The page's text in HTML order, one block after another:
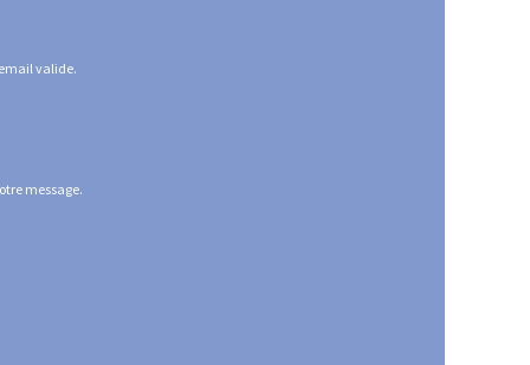
valide.
message.